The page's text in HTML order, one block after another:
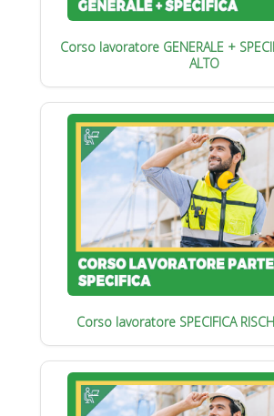
Corso lavoratore GENERALE +
ALTO
Corso lavoratore SPECIFICA